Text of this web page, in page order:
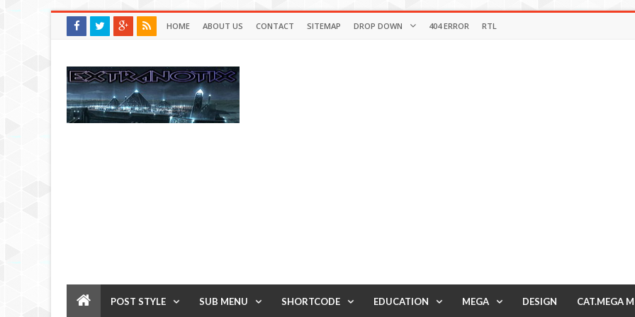
HOME ABOUT US CONTACT SITEMAP DROP DOWN 404 ERROR RTL
POST STYLE SUB MENU SHORTCODE EDUCATION MEGA DESIGN CAT.MEGA